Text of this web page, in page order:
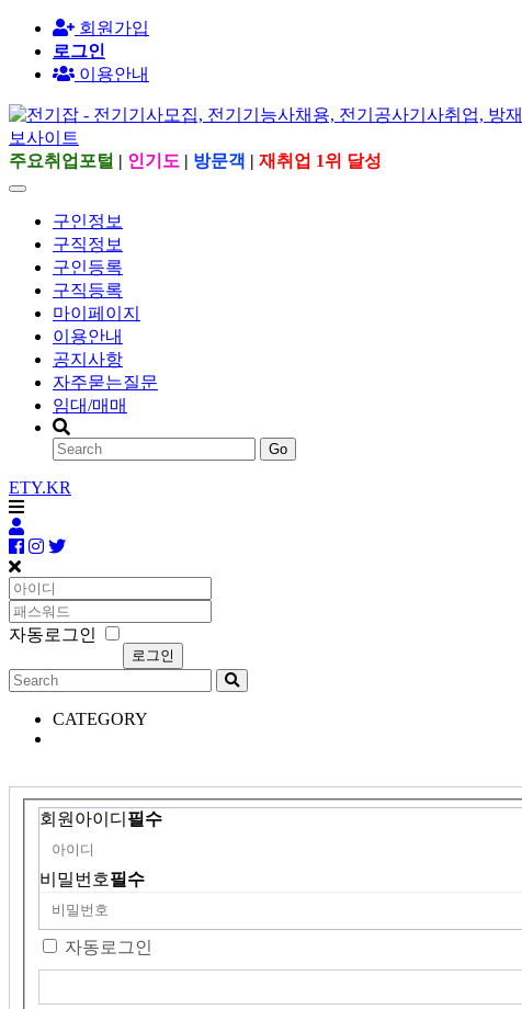
회원가입
로그인
이용안내
주요취업포털 | 인기도 | 방문객 | 재취업 1위 달성
구인정보
구직정보
구인등록
구직등록
마이페이지
이용안내
공지사항
자주묻는질문
임대/매매
Go
ETY.KR
자동로그인
CATEGORY
회원아이디 필수
비밀번호필수
자동로그인